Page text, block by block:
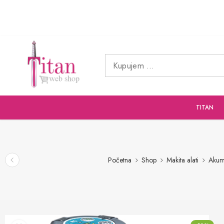
TITAN
Početna Shop Makita alati